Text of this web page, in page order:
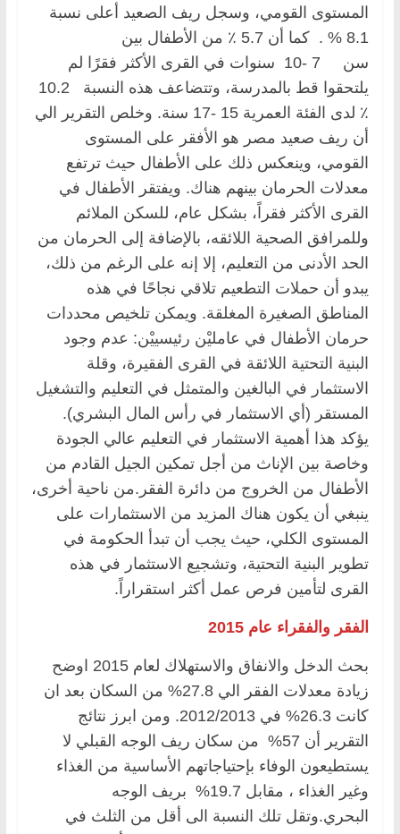
المستوى القومي، وسجل ريف الصعيد أعلى نسبة
8.1 % . كما أن 5.7 ٪ من الأطفال بين
سن 7 -10 سنوات في القرى الأكثر فقرًا لم
يلتحقوا قط بالمدرسة، وتتضاعف هذه النسبة 10.2
٪ لدى الفئة العمرية 15 -17 سنة. وخلص التقرير الي
أن ريف صعيد مصر هو الأفقر على المستوى
القومي، وينعكس ذلك على الأطفال حيث ترتفع
معدلات الحرمان بينهم هناك. ويفتقر الأطفال في
القرى الأكثر فقراً، بشكل عام، للسكن الملائم
وللمرافق الصحية اللائقه، بالإضافة إلى الحرمان من
الحد الأدنى من التعليم، إلا إنه على الرغم من ذلك،
يبدو أن حملات التطعيم تلاقي نجاحًا في هذه
المناطق الصغيرة المغلقة. ويمكن تلخيص محددات
حرمان الأطفال في عامليْن رئيسييْن: عدم وجود
البنية التحتية اللائقة في القرى الفقيرة، وقلة
الاستثمار في البالغين والمتمثل في التعليم والتشغيل
المستقر (أي الاستثمار في رأس المال البشري).
يؤكد هذا أهمية الاستثمار في التعليم عالي الجودة
وخاصة بين الإناث من أجل تمكين الجيل القادم من
الأطفال من الخروج من دائرة الفقر.من ناحية أخرى،
ينبغي أن يكون هناك المزيد من الاستثمارات على
المستوى الكلي، حيث يجب أن تبدأ الحكومة في
تطوير البنية التحتية، وتشجيع الاستثمار في هذه
القرى لتأمين فرص عمل أكثر استقراراً.
الفقر والفقراء عام 2015
بحث الدخل والانفاق والاستهلاك لعام 2015 اوضح
زيادة معدلات الفقر الي 27.8% من السكان بعد ان
كانت 26.3% في 2012/2013. ومن ابرز نتائج
التقرير أن 57% من سكان ريف الوجه القبلي لا
يستطيعون الوفاء بإحتياجاتهم الأساسية من الغذاء
وغير الغذاء ، مقابل 19.7% بريف الوجه
البحري.وتقل تلك النسبة الى أقل من الثلث في